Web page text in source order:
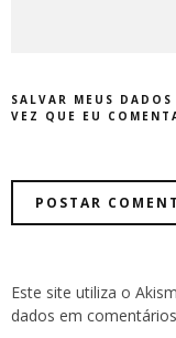
SALVAR MEUS
VEZ QUE EU
Este site utiliza o
dados em